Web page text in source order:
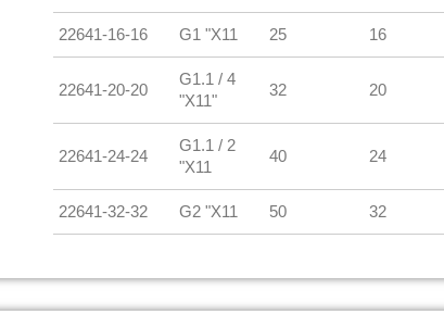
22641-16-16 G1 "X11 25 16
22641-20-20
G1.1 / 4
"X11"
32 20
22641-24-24
G1.1 / 2
"X11
40 24
22641-32-32 G2 "X11 50 32